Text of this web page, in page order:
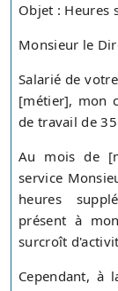
Objet : Heures
Monsieur le
Salarié de
[métier], mon
de travail de
Au mois de
service
heures
présent à
surcroît
Cependant, à